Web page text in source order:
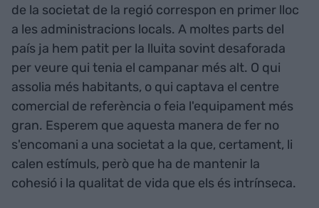
de la societat de la regió correspon en primer lloc
a les administracions locals. A moltes parts del
país ja hem patit per la lluita sovint desaforada
per veure qui tenia el campanar més alt. O qui
assolia més habitants, o qui captava el centre
comercial de referència o feia l'equipament més
gran. Esperem que aquesta manera de fer no
s'encomani a una societat a la que, certament, li
calen estímuls, però que ha de mantenir la
cohesió i la qualitat de vida que els és intrínseca.